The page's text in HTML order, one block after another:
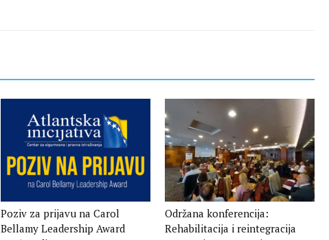
Poziv za prijavu na Carol
Bellamy Leadership Award
Održana konferencija:
Rehabilitacija i reintegracija